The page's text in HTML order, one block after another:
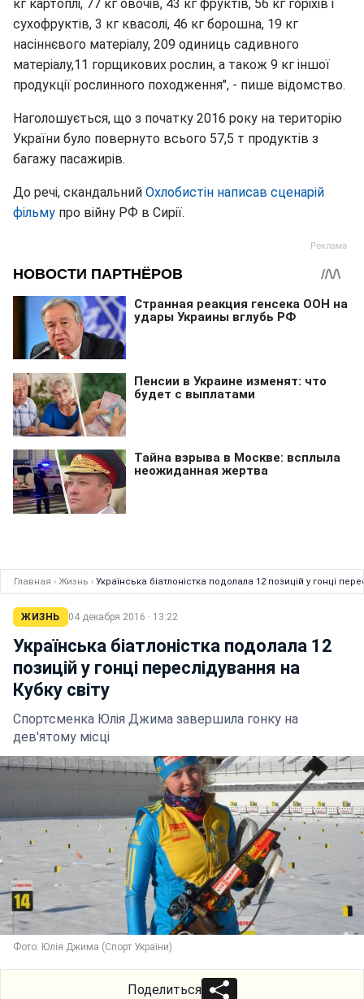
кг картоплі, 77 кг овочів, 43 кг фруктів, 56 кг горіхів і
сухофруктів, 3 кг квасолі, 46 кг борошна, 19 кг
насіннєвого матеріалу, 209 одиниць садивного
матеріалу,11 горщикових рослин, а також 9 кг іншої
продукції рослинного походження", - пише відомство.
Наголошується, що з початку 2016 року на територію
України було повернуто всього 57,5 т продуктів з
багажу пасажирів.
До речі, скандальний Охлобистін написав сценарій
фільму про війну РФ в Сирії.
Главная › Жизнь › Українська біатлоністка подолала 12 позицій у гонці
ЖИЗНЬ 04 декабря 2016 · 13:22
Українська біатлоністка подолала 12
позицій у гонці переслідування на
Кубку світу
Спортсменка Юлія Джима завершила гонку на
дев'ятому місці
Фото: Юлія Джима (Спорт України)
Поделиться